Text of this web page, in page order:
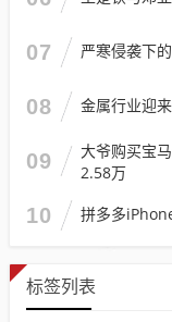
07 严寒侵袭下
08 金属行业迎
09
大爷购买宝
2.58万
10 拼多多
标签列表